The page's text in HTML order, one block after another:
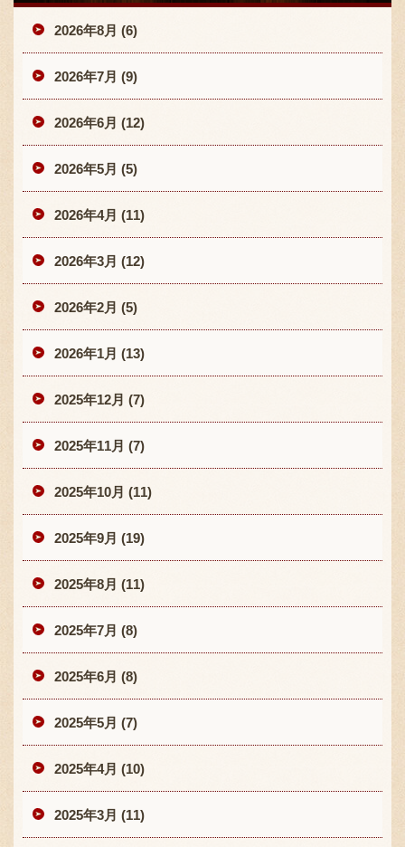
2026年8月 (6)
2026年7月 (9)
2026年6月 (12)
2026年5月 (5)
2026年4月 (11)
2026年3月 (12)
2026年2月 (5)
2026年1月 (13)
2025年12月 (7)
2025年11月 (7)
2025年10月 (11)
2025年9月 (19)
2025年8月 (11)
2025年7月 (8)
2025年6月 (8)
2025年5月 (7)
2025年4月 (10)
2025年3月 (11)